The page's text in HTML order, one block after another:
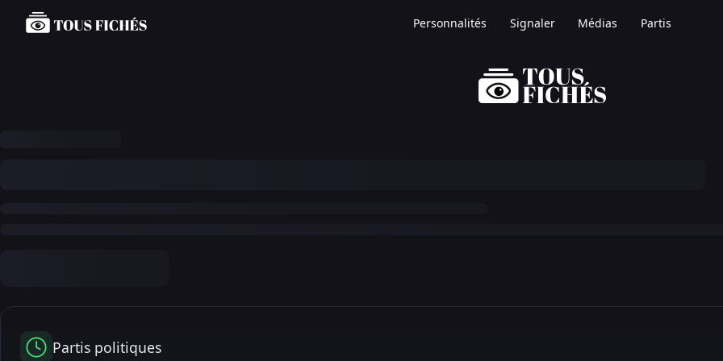
Personnalités Signaler Médias Partis
Partis politiques